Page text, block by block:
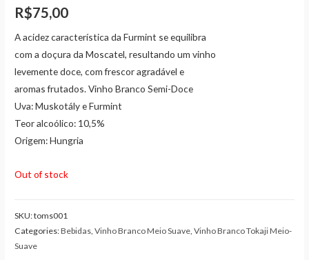
R$75,00
A acidez característica da Furmint se equilibra
com a doçura da Moscatel, resultando um vinho
levemente doce, com frescor agradável e
aromas frutados. Vinho Branco Semi-Doce
Uva: Muskotály e Furmint
Teor alcoólico: 10,5%
Origem: Hungria
Out of stock
SKU:toms001
Categories:Bebidas,Vinho Branco Meio Suave,Vinho Branco Tokaji Meio-
Suave